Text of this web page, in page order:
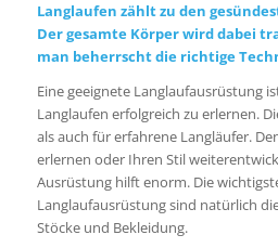
Langlaufen zählt zu den
Der gesamte Körper wird dabei
man beherrscht die richtige
Eine geeignete Langlaufausrüstung
Langlaufen erfolgreich zu erlernen.
als auch für erfahrene Langläufer.
erlernen oder Ihren Stil
Ausrüstung hilft enorm. Die
Langlaufausrüstung sind natürlich
Stöcke und Bekleidung.